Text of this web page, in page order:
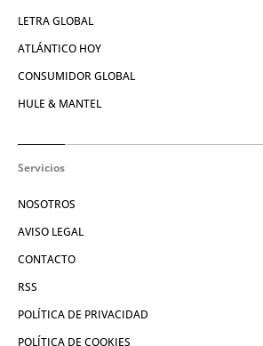
LETRA GLOBAL
ATLÁNTICO HOY
CONSUMIDOR GLOBAL
HULE & MANTEL
Servicios
NOSOTROS
AVISO LEGAL
CONTACTO
RSS
POLÍTICA DE PRIVACIDAD
POLÍTICA DE COOKIES